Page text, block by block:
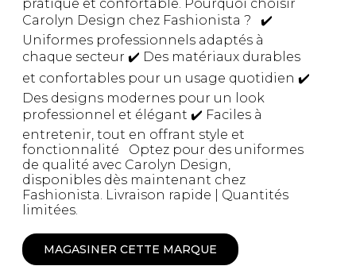
pratique et confortable. Pourquoi choisir
Carolyn Design chez Fashionista ? ✔️
Uniformes professionnels adaptés à
chaque secteur ✔️ Des matériaux durables
et confortables pour un usage quotidien ✔️
Des designs modernes pour un look
professionnel et élégant ✔️ Faciles à
entretenir, tout en offrant style et
fonctionnalité Optez pour des uniformes
de qualité avec Carolyn Design,
disponibles dès maintenant chez
Fashionista. Livraison rapide | Quantités
limitées.
MAGASINER CETTE MARQUE